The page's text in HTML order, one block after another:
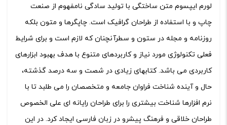
لورم ایپسوم متن ساختگی با تولید سادگی نامفهوم از صنعت
چاپ و با استفاده از طراحان گرافیک است. چاپگرها و متون بلکه
روزنامه و مجله در ستون و سطرآنچنان که لازم است و برای شرایط
فعلی تکنولوژی مورد نیاز و کاربردهای متنوع با هدف بهبود ابزارهای
کاربردی می باشد. کتابهای زیادی در شصت و سه درصد گذشته،
حال و آینده شناخت فراوان جامعه و متخصصان را می طلبد تا با
نرم افزارها شناخت بیشتری را برای طراحان رایانه ای علی الخصوص
طراحان خلاقی و فرهنگ پیشرو در زبان فارسی ایجاد کرد. در این